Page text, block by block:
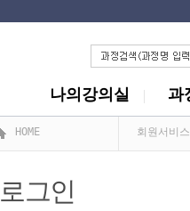
나의강의실 과
HOME 회원서비스
로그인